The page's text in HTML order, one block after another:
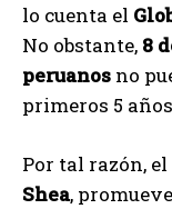
lo cuenta el
No obstante, 8
peruanos no
primeros 5
Por tal razón,
Shea,